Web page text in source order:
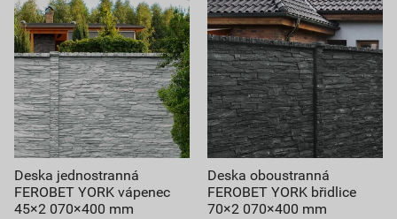
Deska jednostranná
FEROBET YORK vápenec
45×2 070×400 mm
Deska oboustranná
FEROBET YORK břidlice
70×2 070×400 mm